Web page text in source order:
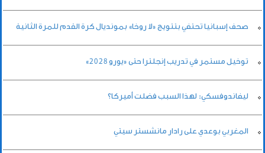
صحف إسبانيا تحتفي بتتويج «لا روخا» بمونديال كرة القدم للمرة الثانية
توخيل مستمر في تدريب إنجلترا حتى «يورو 2028»
ليفاندوفسكي: لهذا السبب فضلت أميركا؟
المغربي بوعدي على رادار مانشستر سيتي